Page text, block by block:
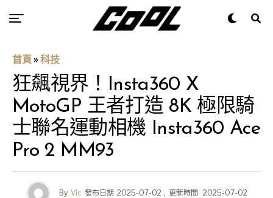
首頁 » 科技
狂飆視界！Insta360 X
MotoGP 王者打造 8K 極限騎
士聯名運動相機 Insta360 Ace
Pro 2 MM93
By Vic 發布日期 2025-07-02 , 更新時間 2025-07-02